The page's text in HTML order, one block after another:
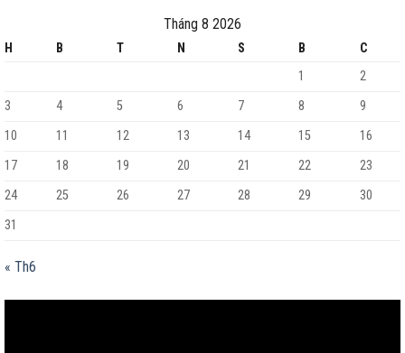
Tháng 8 2026
H B T N S B
C
1
2
3
4 5 6 7 8
9
10
11 12 13 14 15
16
17
18 19 20 21 22
23
24
25 26 27 28 29
30
31
« Th6